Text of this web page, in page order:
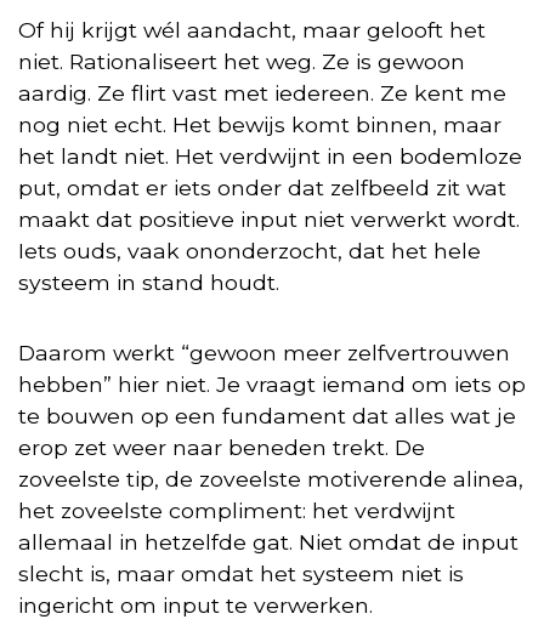
Of hij krijgt wél aandacht, maar gelooft het
niet. Rationaliseert het weg. Ze is gewoon
aardig. Ze flirt vast met iedereen. Ze kent me
nog niet echt. Het bewijs komt binnen, maar
het landt niet. Het verdwijnt in een bodemloze
put, omdat er iets onder dat zelfbeeld zit wat
maakt dat positieve input niet verwerkt wordt.
Iets ouds, vaak ononderzocht, dat het hele
systeem in stand houdt.
Daarom werkt “gewoon meer zelfvertrouwen
hebben” hier niet. Je vraagt iemand om iets op
te bouwen op een fundament dat alles wat je
erop zet weer naar beneden trekt. De
zoveelste tip, de zoveelste motiverende alinea,
het zoveelste compliment: het verdwijnt
allemaal in hetzelfde gat. Niet omdat de input
slecht is, maar omdat het systeem niet is
ingericht om input te verwerken.